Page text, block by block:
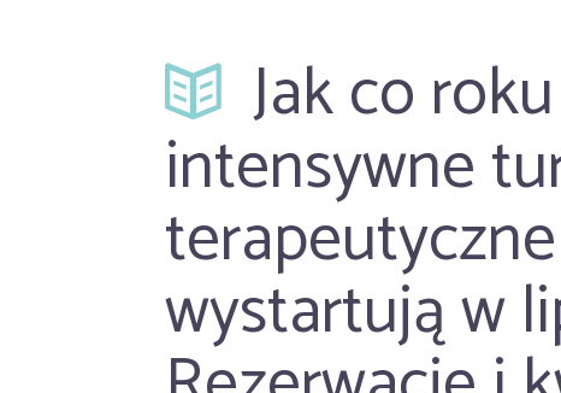
Jak co
intensywne
terapeutyczne
wystartują w